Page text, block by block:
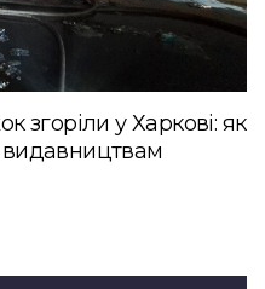
згоріли у Харкові: як
видавництвам